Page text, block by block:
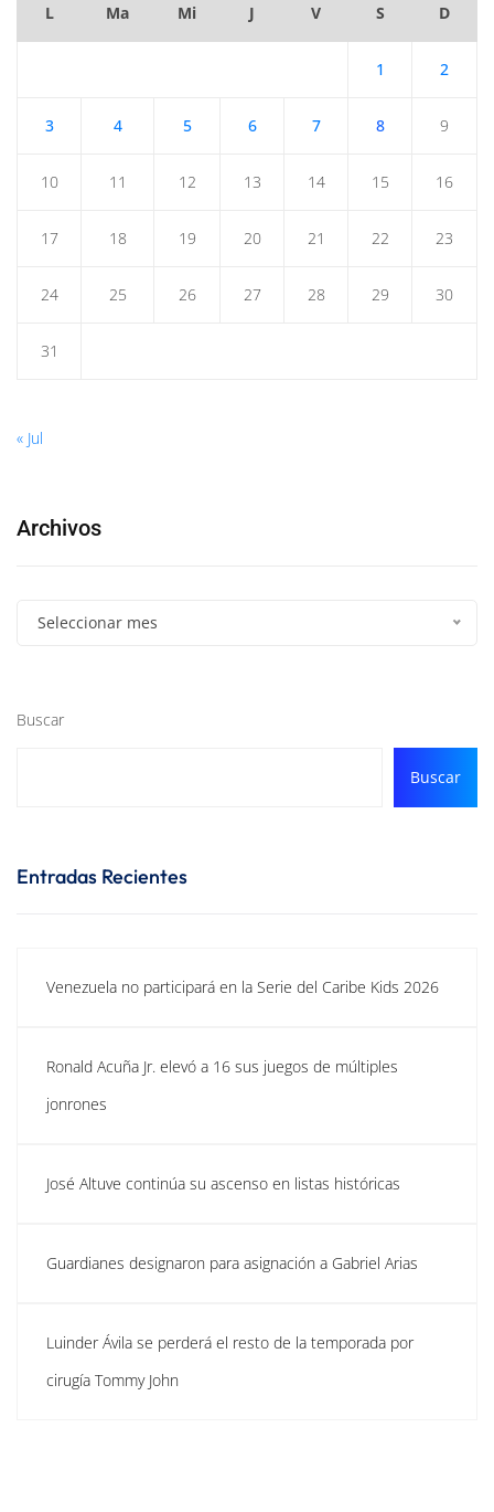
L Ma Mi J V S D
1 2
3 4 5 6 7 8 9
10 11 12 13 14 15 16
17 18 19 20 21 22 23
24 25 26 27 28 29 30
31
« Jul
Archivos
Seleccionar mes
Buscar
Buscar
Entradas Recientes
Venezuela no participará en la Serie del Caribe Kids 2026
Ronald Acuña Jr. elevó a 16 sus juegos de múltiples
jonrones
José Altuve continúa su ascenso en listas históricas
Guardianes designaron para asignación a Gabriel Arias
Luinder Ávila se perderá el resto de la temporada por
cirugía Tommy John